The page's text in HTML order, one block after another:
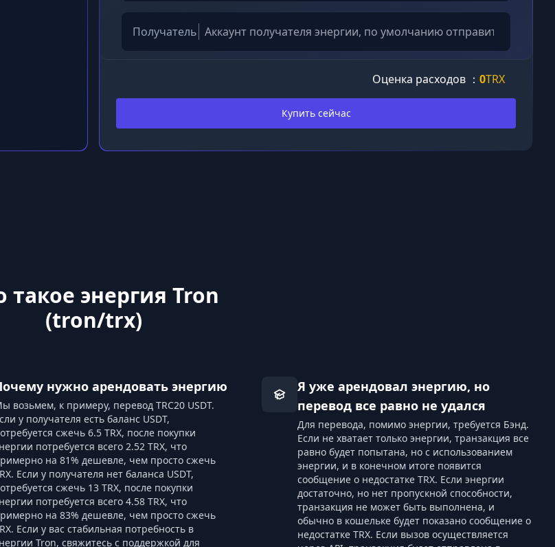
Получатель
Оценка расходов ： 0TRX
Купить сейчас
такое энергия Tron
(tron/trx)
нужно арендовать энергию
возьмем, к примеру, перевод TRC20 USDT.
у получателя есть баланс USDT,
сжечь 6.5 TRX, после покупки
потребуется всего 2.52TRX, что
на 81% дешевле, чем просто сжечь
Если у получателя нет баланса USDT,
сжечь 13 TRX, после покупки
потребуется всего 4.58TRX, что
на 83% дешевле, чем просто сжечь
Если у вас стабильная потребность в
Tron, свяжитесь с поддержкой для
Я уже арендовал энергию, но
перевод все равно не удался
Для перевода, помимо энергии, требуется Бэнд.
Если не хватает только энергии, транзакция все
равно будет попытана, но с использованием
энергии, и в конечном итоге появится
сообщение о недостатке TRX. Если энергии
достаточно, но нет пропускной способности,
транзакция не может быть выполнена, и
обычно в кошельке будет показано сообщение о
недостатке TRX. Если вызов осуществляется